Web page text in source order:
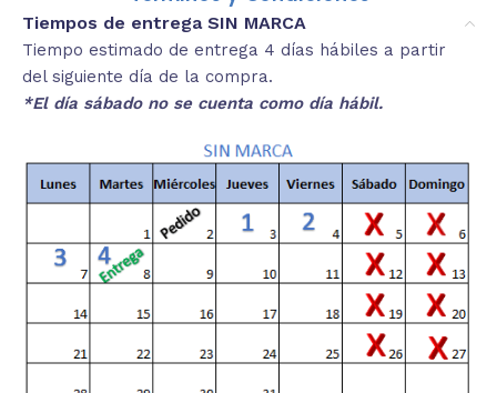
Tiempos de entrega SIN MARCA
Tiempo estimado de entrega 4 días hábiles a partir
del siguiente día de la compra.
*El día sábado no se cuenta como día hábil.